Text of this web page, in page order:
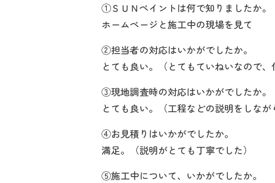
①ＳＵＮペイントは何で知りましたか。
ホームページと施工中の現場を見て
②担当者の対応はいかがでしたか。
とても良い。（とてもていねいなので
③現地調査時の対応はいかがでしたか。
とても良い。（工程などの説明をしなが
④お見積りはいかがでしたか。
満足。（説明がとても丁寧でした）
⑤施工中について、いかがでしたか。